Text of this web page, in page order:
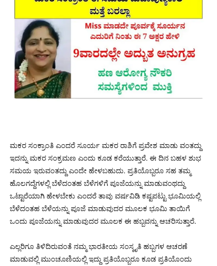
ಮಕರ ಸಂಕ್ರಾಂತಿ ಎಂದರೆ ಸೂರ್ಯ ಮಕರ ರಾಶಿಗೆ ಪ್ರವೇಶ ಮಾಡು ವಂತದ್ದು
ಇದನ್ನು ಮಕರ ಸಂಕ್ರಮಣ ಎಂದು ಕೂಡ ಕರೆಯುತ್ತಾರೆ. ಈ ದಿನ ಬಹಳ ಶುಭ
ಸಮಯ ಇರುವಂತದ್ದು ಎಂದೇ ಹೇಳಬಹುದು. ಪ್ರತಿಯೊಬ್ಬರೂ ಸಹ ತಮ್ಮ
ಹೊಲಗದ್ದೆಗಳಲ್ಲಿ ಬೆಳೆದಂತಹ ಬೆಳೆಗಳಿಗೆ ಪೂಜೆಯನ್ನು ಮಾಡುವಂಥದ್ದು
ಒಟ್ಟಾರೆಯಾಗಿ ಹೇಳಬೇಕು ಎಂದರೆ ತಾವು ವರ್ಷವಿಡಿ ಕಷ್ಟಪಟ್ಟು ಭೂಮಿಯಲ್ಲಿ
ಬೆಳೆದಂತಹ ಬೆಳೆಯನ್ನು ಪೂಜೆ ಮಾಡುವುದರ ಮೂಲಕ ಭೂಮಿ ತಾಯಿಗೆ
ಒಂದು ಪೂಜೆಯನ್ನು ಮಾಡುವುದರ ಮೂಲಕ ಈ ಹಬ್ಬವನ್ನು ಆಚರಿಸುತ್ತಾರೆ.
ಎಲ್ಲರಿಗೂ ತಿಳಿದಿರುವಂತೆ ನಮ್ಮ ಭಾರತೀಯ ಸಂಸ್ಕೃತಿ ಹಬ್ಬಗಳ ಆಚರಣೆ
ಮಾಡುವಲ್ಲಿ ಮುಂಚೂಣಿಯಲ್ಲಿ ಇದ್ದು ಪ್ರತಿಯೊಬ್ಬರೂ ಕೂಡ ಪ್ರತಿಯೊಂದು